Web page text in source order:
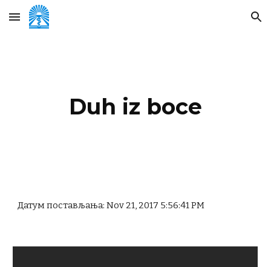
Skip to main content Skip to navigation
Duh iz boce
Датум постављања: Nov 21, 2017 5:56:41 PM